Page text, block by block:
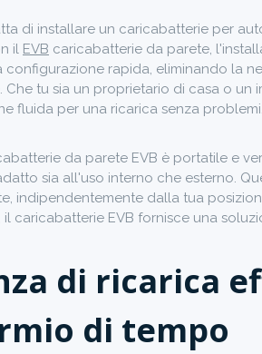
di installare un caricabatterie per
il EVB caricabatterie da parete,
configurazione rapida, eliminando la
tu sia un proprietario di casa o un
fluida per una ricarica senza problemi.
da parete EVB è portatile e
sia all'uso interno che esterno.
indipendentemente dalla tua
il caricabatterie EVB fornisce una
di ricarica
di tempo